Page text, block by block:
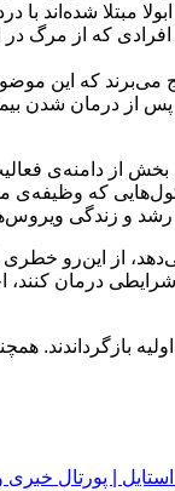
مبتلا شده‌اند با
که از مرگ در اثر
می‌برند که این
است. براساس اطلاعات ارائه شده ویروس
بخش از دامنه‌ی
که وظیفه‌ی
رشد و زندگی
از این‌رو
شرایطی درمان
استایل | پورتال